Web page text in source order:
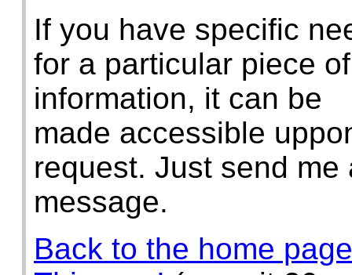
If you have specific
for a particular piece of
information, it can be
made accessible
request. Just send me
message.
Back to the home